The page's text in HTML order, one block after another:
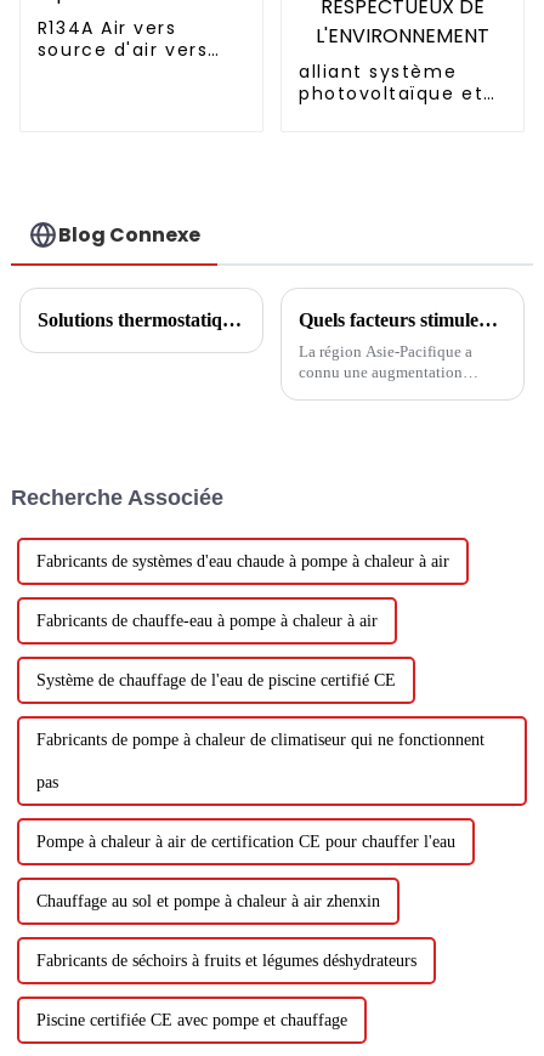
R134A Air vers
source d'air vers
alliant système
photovoltaïque et
Blog Connexe
Solutions thermostatiques pour serres de fleurs Quels facteurs stimulent les tendances de l’industrie des pompes à chaleur dans la région APAC ?
La région Asie-Pacifique a
connu une augmentation
Recherche Associée
Fabricants de systèmes d'eau chaude à pompe à chaleur à air
Fabricants de chauffe-eau à pompe à chaleur à air
Système de chauffage de l'eau de piscine certifié CE
Fabricants de pompe à chaleur de climatiseur qui ne fonctionnent
pas
Pompe à chaleur à air de certification CE pour chauffer l'eau
Chauffage au sol et pompe à chaleur à air zhenxin
Fabricants de séchoirs à fruits et légumes déshydrateurs
Piscine certifiée CE avec pompe et chauffage